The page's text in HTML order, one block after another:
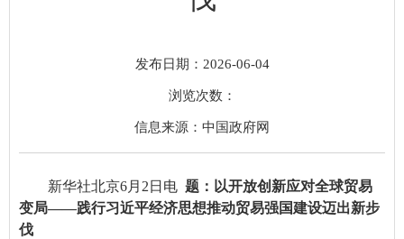
发布日期：2026-06-04
浏览次数：
信息来源：中国政府网
新华社北京6月2日电 题：以开放创新应对全球贸易
变局——践行习近平经济思想推动贸易强国建设迈出新步
伐